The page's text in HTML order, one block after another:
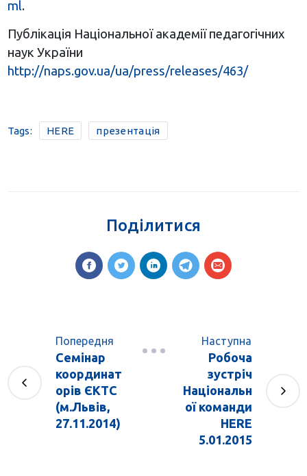
ml.
Публікація Національної академії педагогічних
наук України
http://naps.gov.ua/ua/press/releases/463/
Tags: HERE презентація
Поділитися
Попередня
Семінар
координат
орів ЄКТС
(м.Львів,
27.11.2014)
Наступна
Робоча
зустріч
Національн
ої команди
HERE
5.01.2015